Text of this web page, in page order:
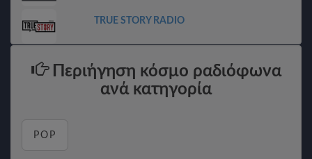
TRUE STORY RADIO
Περιήγηση κόσμο ραδιόφωνα
ανά κατηγορία
POP